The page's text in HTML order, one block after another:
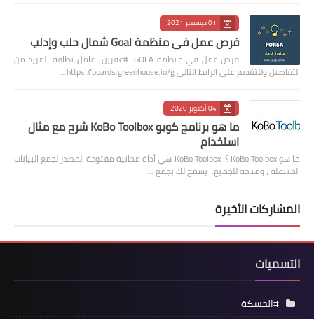
01 ديسمبر 2021
فرص عمل في منظمة Goal شمال حلب وإدلب
فرص عمل في منظمة GOLA #عفرين عامل نظافة لمزيد من
التفاصيل وللتقديم على الرابط التالي https://boards.greenhouse.io/g…
04 أكتوبر 2020
ما هو برنامج كوبو KoBo Toolbox شرح مع مثال
استخدام
ما هو KoBo Toolbox ؟ KoBo Toolbox هي أداة مجانية مفتوحة المصدر لجمع البيانات
المتنقلة ، ومتاحة للجميع. يسمح لك بجمع …
المشاركات الأخيرة
التسميات
#الحسكة